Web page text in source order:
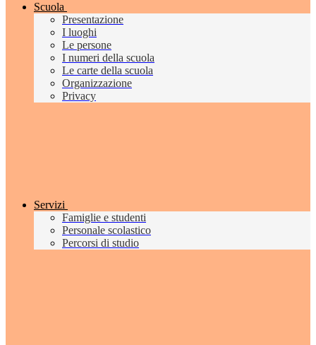
Scuola
Presentazione
I luoghi
Le persone
I numeri della scuola
Le carte della scuola
Organizzazione
Privacy
Servizi
Famiglie e studenti
Personale scolastico
Percorsi di studio